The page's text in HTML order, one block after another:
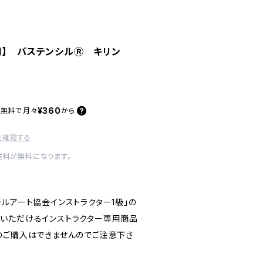
用】 パステンシルⓇ キリン
料で 月々¥360 から
認する
が無料になります。
アート協会インストラクター1級」の
ただけるインストラクター専用商品
ご購入はできませんのでご注意下さ